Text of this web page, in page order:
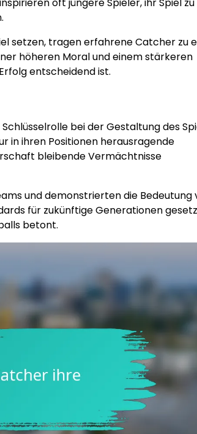
oft jüngere Spieler, ihr Spiel zu
setzen, tragen erfahrene Catcher zu
höheren Moral und einem stärkeren
entscheidend ist.
bei der Gestaltung des
in ihren Positionen herausragende
bleibende Vermächtnisse
und demonstrierten die Bedeutung
für zukünftige Generationen
betont.